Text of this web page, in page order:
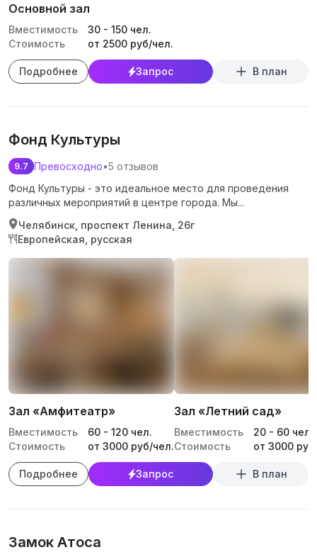
Основной зал
Вместимость 30 - 150 чел.
Стоимость
от 2500 руб/чел.
Подробнее Запрос В план
Фонд Культуры
9.7 Превосходно•5 отзывов
Фонд Культуры - это идеальное место для проведения
различных мероприятий в центре города. Мы...
Челябинск, проспект Ленина, 26г
Европейская, русская
Зал «Амфитеатр»
Вместимость 60 - 120 чел.
Стоимость
от 3000 руб/чел.
Зал «Летний сад»
Вместимость 20 - 60 чел.
Стоимость
от 3000
Подробнее Запрос В план
Замок Атоса